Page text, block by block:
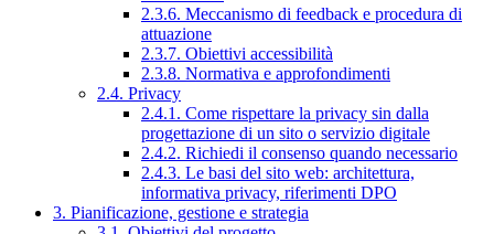
2.3.6. Meccanismo di feedback e procedura di
attuazione
2.3.7. Obiettivi accessibilità
2.3.8. Normativa e approfondimenti
2.4. Privacy
2.4.1. Come rispettare la privacy sin dalla
progettazione di un sito o servizio digitale
2.4.2. Richiedi il consenso quando necessario
2.4.3. Le basi del sito web: architettura,
informativa privacy, riferimenti DPO
3. Pianificazione, gestione e strategia